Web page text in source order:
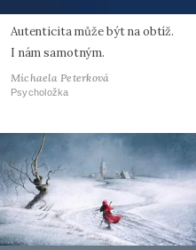
Autenticita může být na obtíž.
I nám samotným.
Michaela Peterková
Psycholožka